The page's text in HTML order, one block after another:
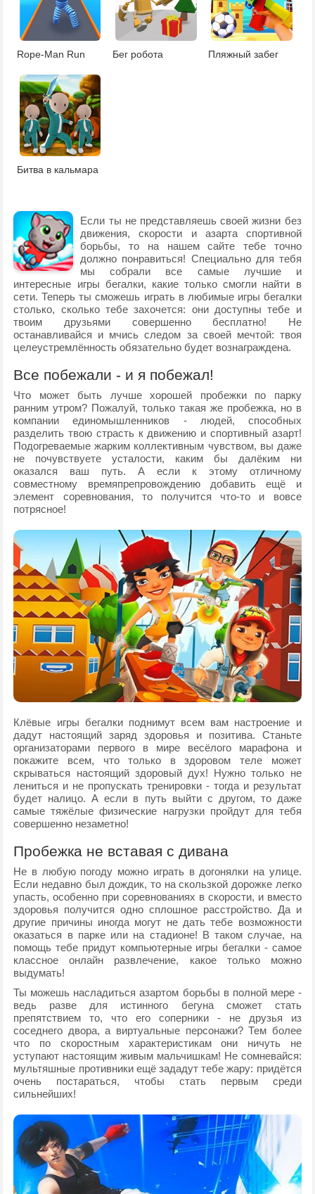
Rope-Man Run Бег робота Пляжный забег
Битва в кальмара
Если ты не представляешь своей жизни без
движения, скорости и азарта спортивной
борьбы, то на нашем сайте тебе точно
должно понравиться! Специально для тебя
мы собрали все самые лучшие и
интересные игры бегалки, какие только смогли найти в
сети. Теперь ты сможешь играть в любимые игры бегалки
столько, сколько тебе захочется: они доступны тебе и
твоим друзьями совершенно бесплатно! Не
останавливайся и мчись следом за своей мечтой: твоя
целеустремлённость обязательно будет вознаграждена.
Все побежали - и я побежал!
Что может быть лучше хорошей пробежки по парку
ранним утром? Пожалуй, только такая же пробежка, но в
компании единомышленников - людей, способных
разделить твою страсть к движению и спортивный азарт!
Подогреваемые жарким коллективным чувством, вы даже
не почувствуете усталости, каким бы далёким ни
оказался ваш путь. А если к этому отличному
совместному времяпрепровождению добавить ещё и
элемент соревнования, то получится что-то и вовсе
потрясное!
Клёвые игры бегалки поднимут всем вам настроение и
дадут настоящий заряд здоровья и позитива. Станьте
организаторами первого в мире весёлого марафона и
покажите всем, что только в здоровом теле может
скрываться настоящий здоровый дух! Нужно только не
лениться и не пропускать тренировки - тогда и результат
будет налицо. А если в путь выйти с другом, то даже
самые тяжёлые физические нагрузки пройдут для тебя
совершенно незаметно!
Пробежка не вставая с дивана
Не в любую погоду можно играть в догонялки на улице.
Если недавно был дождик, то на скользкой дорожке легко
упасть, особенно при соревнованиях в скорости, и вместо
здоровья получится одно сплошное расстройство. Да и
другие причины иногда могут не дать тебе возможности
оказаться в парке или на стадионе! В таком случае, на
помощь тебе придут компьютерные игры бегалки - самое
классное онлайн развлечение, какое только можно
выдумать!
Ты можешь насладиться азартом борьбы в полной мере -
ведь разве для истинного бегуна сможет стать
препятствием то, что его соперники - не друзья из
соседнего двора, а виртуальные персонажи? Тем более
что по скоростным характеристикам они ничуть не
уступают настоящим живым мальчишкам! Не сомневайся:
мультяшные противники ещё зададут тебе жару: придётся
очень постараться, чтобы стать первым среди
сильнейших!